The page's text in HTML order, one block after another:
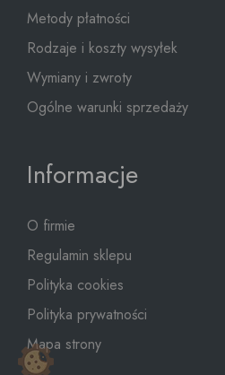
Metody płatności
Rodzaje i koszty wysyłek
Wymiany i zwroty
Ogólne warunki sprzedaży
Informacje
O firmie
Regulamin sklepu
Polityka cookies
Polityka prywatności
Mapa strony